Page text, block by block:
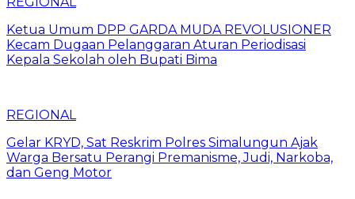
Ketua Umum DPP GARDA MUDA REVOLUSIONER
Kecam Dugaan Pelanggaran Aturan Periodisasi
Kepala Sekolah oleh Bupati Bima
REGIONAL
Gelar KRYD, Sat Reskrim Polres Simalungun Ajak
Warga Bersatu Perangi Premanisme, Judi, Narkoba,
dan Geng Motor